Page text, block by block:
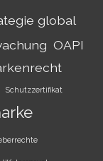
global
OAPI
Schutzzertifikat